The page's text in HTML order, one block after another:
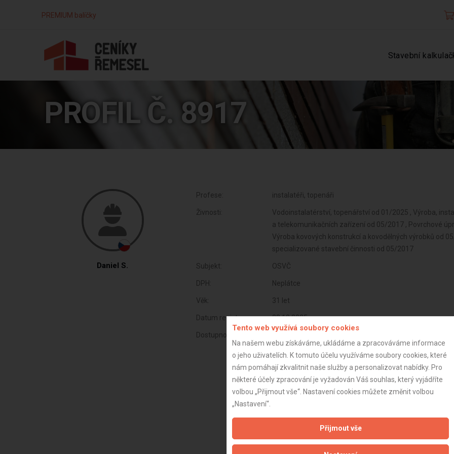
PREMIUM balíčky
Stavební
PROFIL Č. 8917
Daniel S.
Profese: instalatéři, topenáři
Živnosti:
Vodoinstalatérství, topenářství od 01/2025 , Výroba,
a telekomunikačních zařízení od 05/2017 , Povrchové
Výroba kovových konstrukcí a kovodělných výrobků od
specializované stavební činnosti od 05/2017
Subjekt: OSVČ
DPH: Neplátce
Věk: 31 let
Datum registrace: 23.12.2025
Dostupnost:
Tento web využívá soubory cookies
Na našem webu získáváme, ukládáme a zpracováváme informace
o jeho uživatelích. K tomuto účelu využíváme soubory cookies, které
nám pomáhají zkvalitnit naše služby a personalizovat nabídky. Pro
některé účely zpracování je vyžadován Váš souhlas, který vyjádříte
volbou „Přijmout vše“. Nastavení cookies můžete změnit volbou
„Nastavení“.
Přijmout vše